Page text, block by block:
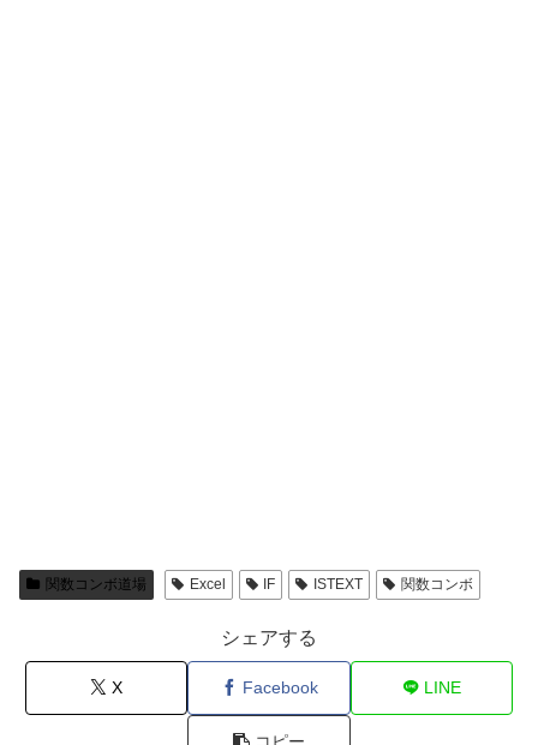
関数コンボ道場 Excel IF ISTEXT 関数コンボ
シェアする
X Facebook LINE
コピー